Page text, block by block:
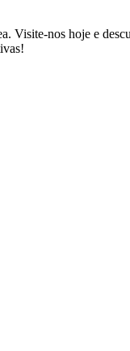
Visite-nos hoje e